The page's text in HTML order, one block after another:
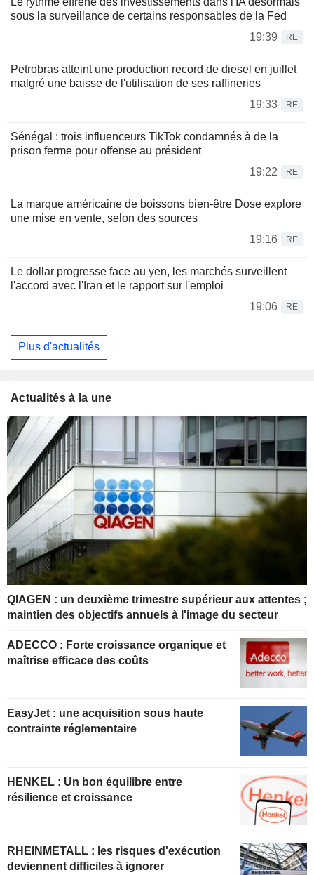
sous la surveillance de certains responsables de la Fed
19:39
RE
Petrobras atteint une production record de diesel en juillet
malgré une baisse de l'utilisation de ses raffineries
19:33
RE
Sénégal : trois influenceurs TikTok condamnés à de la
prison ferme pour offense au président
19:22
RE
La marque américaine de boissons bien-être Dose explore
une mise en vente, selon des sources
19:16
RE
Le dollar progresse face au yen, les marchés surveillent
l'accord avec l'Iran et le rapport sur l'emploi
19:06
RE
Plus d'actualités
Actualités à la une
QIAGEN : un deuxième trimestre supérieur aux attentes ;
maintien des objectifs annuels à l'image du secteur
ADECCO : Forte croissance organique et
maîtrise efficace des coûts
EasyJet : une acquisition sous haute
contrainte réglementaire
HENKEL : Un bon équilibre entre
résilience et croissance
RHEINMETALL : les risques d'exécution
deviennent difficiles à ignorer